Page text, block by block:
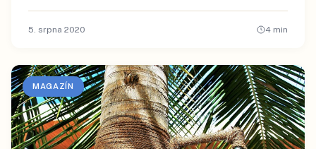
5. srpna 2020 4 min
MAGAZÍN